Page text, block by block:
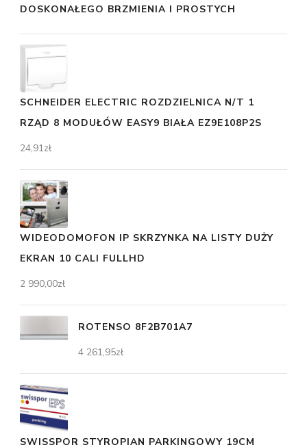
DOSKONAŁEGO BRZMIENIA I PROSTYCH
SCHNEIDER ELECTRIC ROZDZIELNICA N/T 1
RZĄD 8 MODUŁÓW EASY9 BIAŁA EZ9E108P2S
24,91zł
WIDEODOMOFON IP SKRZYNKA NA LISTY DUŻY
EKRAN 10 CALI FULLHD
2 990,00zł
ROTENSO 8F2B701A7
4 261,95zł
SWISSPOR STYROPIAN PARKINGOWY 19CM